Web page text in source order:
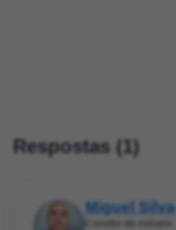
Respostas (1)
Miguel Silva
Corretor de imóveis